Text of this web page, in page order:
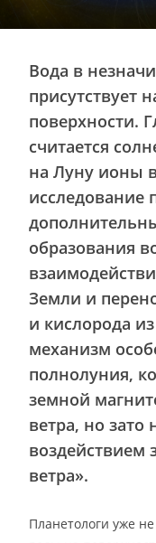
Вода в
присутствует
поверхности.
считается
на Луну ионы
исследование
образования
Земли и
и кислорода
механизм
полнолуния,
земной
ветра, но зато
воздействием
ветра».
Планетологи уже